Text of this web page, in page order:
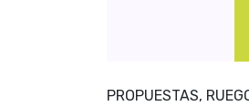
PROPUESTAS,